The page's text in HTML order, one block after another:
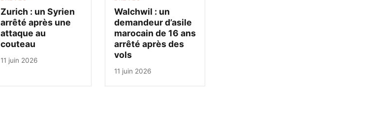
Zurich : un Syrien
arrêté après une
attaque au
couteau
11 juin 2026
Walchwil : un
demandeur d’asile
marocain de 16 ans
arrêté après des
vols
11 juin 2026